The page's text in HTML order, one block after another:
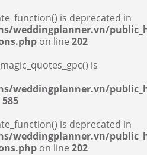
is deprecated in
weddingplanner.vn/
on line 202
is
weddingplanner.vn/
585
is deprecated in
weddingplanner.vn/
on line 202